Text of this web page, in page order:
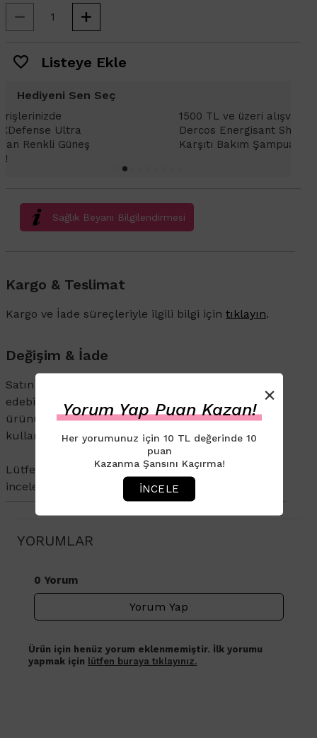
Listeye Ekle
Hediyeni Sen Seç
1500 TL ve üzeri alışverişlerinizde Vichy
Dercos Anti Dandruff 2In 1 - Kepek
Karşıtı Şampuan ve Bakım Kremi 6ml
Sağlık Beyanı Bilgilendirmesi
Kargo & Teslimat
Kargo ve İade süreçleriyle ilgili bilgi için tıklayın.
Değişim & İade
Satın aldığınız ürünü 14 gün içerisinde iade
edebilirsiniz. İade veya değişim talebi olan
ürününüzün ambalajının açılmamış olması ve
kullanılmamış olması gerekmektedir.
Lütfen Değişim ve İadepolitikaları sayfamızı
inceleyin.
YORUMLAR
0 Yorum
Yorum Yap
Ürün için henüz yorum eklenmemiştir. İlk yorumu
yapmak için lütfen buraya tıklayınız.
×
Yorum Yap Puan Kazan!
Her yorumunuz için 10 TL değerinde 10
puan
Kazanma Şansını Kaçırma!
İNCELE